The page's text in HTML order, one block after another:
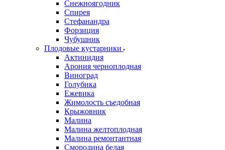
Снежноягодник
Спирея
Стефанандра
Форзиция
Чубушник
Плодовые кустарники
Актинидия
Арония черноплодная
Виноград
Голубика
Ежевика
Жимолость съедобная
Крыжовник
Малина
Малина желтоплодная
Малина ремонтантная
Смородина белая